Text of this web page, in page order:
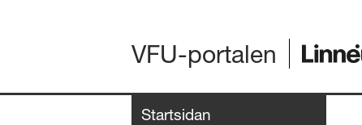
VFU-portalen
Startsidan